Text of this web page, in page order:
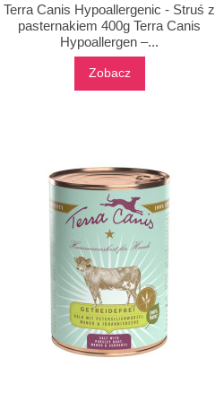
Terra Canis Hypoallergenic - Struś z
pasternakiem 400g Terra Canis
Hypoallergen –...
Zobacz